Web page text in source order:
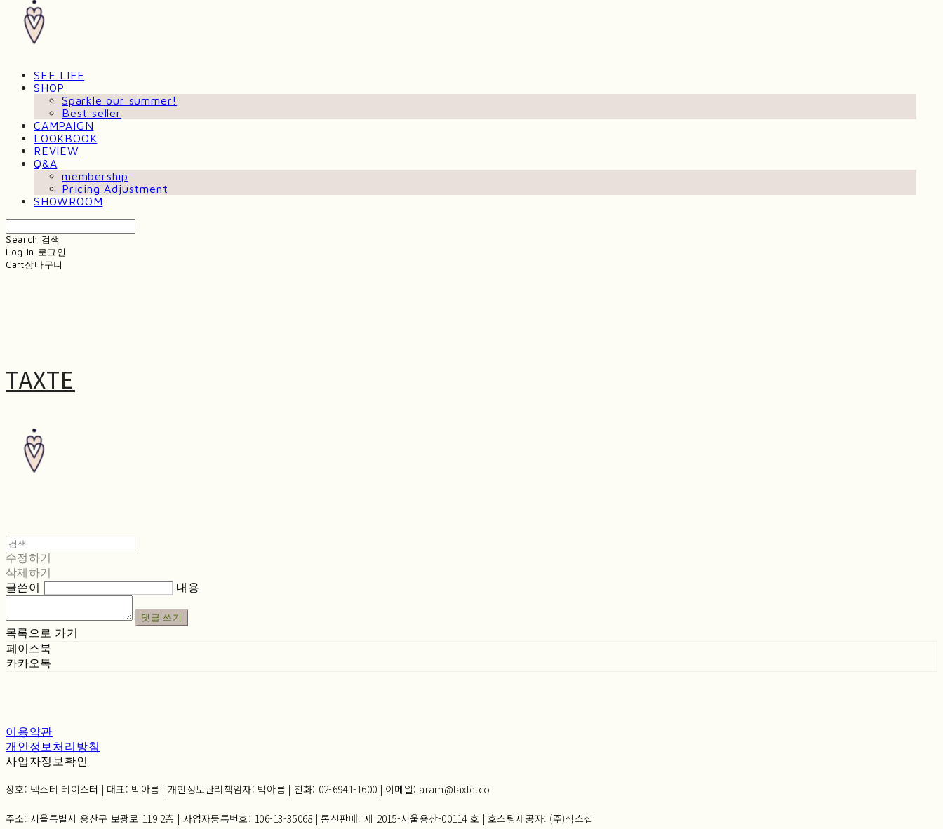
SEE LIFE
SHOP
Sparkle our summer!
Best seller
CAMPAIGN
LOOKBOOK
REVIEW
Q&A
membership
Pricing Adjustment
SHOWROOM
Search 검색
Log In 로그인
Cart장바구니
TAXTE
수정하기
삭제하기
글쓴이
내용
댓글 쓰기
목록으로 가기
페이스북
카카오톡
이용약관
개인정보처리방침
사업자정보확인
상호: 텍스테 테이스터 | 대표: 박아름 | 개인정보관리책임자: 박아름 | 전화: 02-6941-1600 | 이메일: aram@taxte.co
주소: 서울특별시 용산구 보광로 119 2층 | 사업자등록번호: 106-13-35068 | 통신판매: 제 2015-서울용산-00114 호 | 호스팅제공자: (주)식스샵